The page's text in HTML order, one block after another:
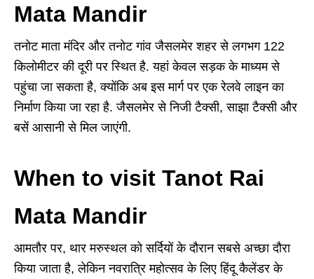
Mata Mandir
तनोट माता मंदिर और तनोट गांव जैसलमेर शहर से लगभग 122
किलोमीटर की दूरी पर स्थित है. यहां केवल सड़क के माध्यम से
पहुंचा जा सकता है, क्योंकि अब इस मार्ग पर एक रेलवे लाइन का
निर्माण किया जा रहा है. जैसलमेर से निजी टैक्सी, साझा टैक्सी और
बसें आसानी से मिल जाएंगी.
When to visit Tanot Rai
Mata Mandir
आमतौर पर, थार मरुस्थल को सर्दियों के दौरान सबसे अच्छा दौरा
किया जाता है, लेकिन नवरात्रि महोत्सव के लिए हिंदू कैलेंडर के